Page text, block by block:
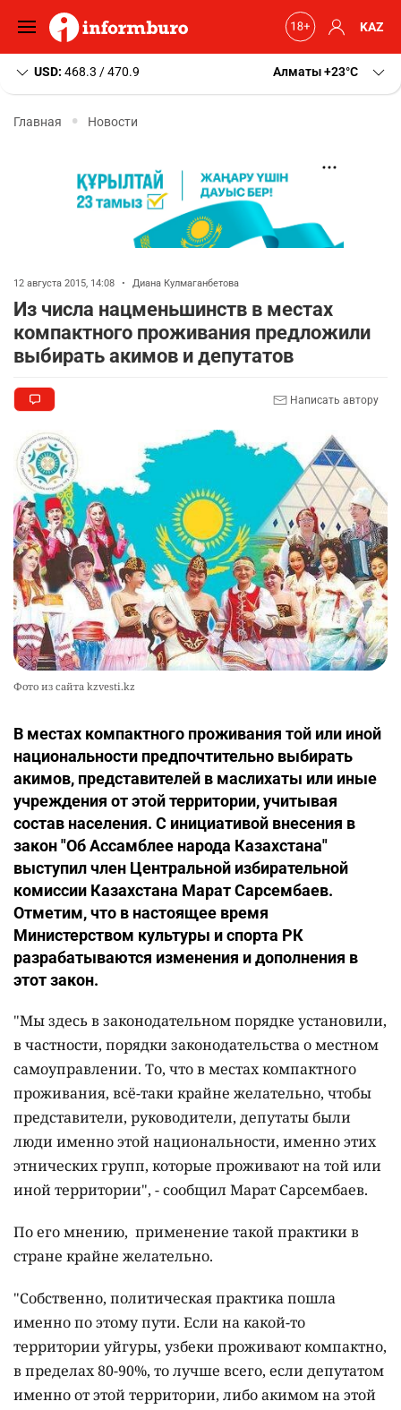
KAZ
USD: 468.3 / 470.9 Алматы+23 C
Главная Новости
12 августа 2015, 14:08 • Диана Кулмаганбетова
Из числа нацменьшинств в местах
компактного проживания предложили
выбирать акимов и депутатов
Написать автору
Фото из сайта kzvesti.kz
В местах компактного проживания той или иной
национальности предпочтительно выбирать
акимов, представителей в маслихаты или иные
учреждения от этой территории, учитывая
состав населения. С инициативой внесения в
закон "Об Ассамблее народа Казахстана"
выступил член Центральной избирательной
комиссии Казахстана Марат Сарсембаев.
Отметим, что в настоящее время
Министерством культуры и спорта РК
разрабатываются изменения и дополнения в
этот закон.
"Мы здесь в законодательном порядке установили,
в частности, порядки законодательства о местном
самоуправлении. То, что в местах компактного
проживания, всё-таки крайне желательно, чтобы
представители, руководители, депутаты были
люди именно этой национальности, именно этих
этнических групп, которые проживают на той или
иной территории", - сообщил Марат Сарсембаев.
По его мнению, применение такой практики в
стране крайне желательно.
"Собственно, политическая практика пошла
именно по этому пути. Если на какой-то
территории уйгуры, узбеки проживают компактно,
в пределах 80-90%, то лучше всего, если депутатом
именно от этой территории, либо акимом на этой